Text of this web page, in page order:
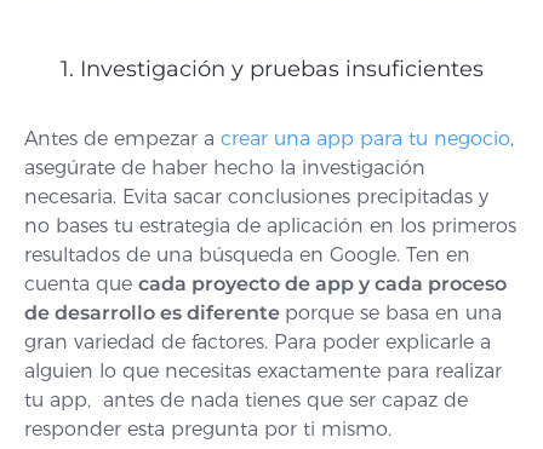
1. Investigación y pruebas insuficientes
Antes de empezar a crear una app para tu negocio,
asegúrate de haber hecho la investigación
necesaria. Evita sacar conclusiones precipitadas y
no bases tu estrategia de aplicación en los primeros
resultados de una búsqueda en Google. Ten en
cuenta que cada proyecto de app y cada proceso
de desarrollo es diferente porque se basa en una
gran variedad de factores. Para poder explicarle a
alguien lo que necesitas exactamente para realizar
tu app, antes de nada tienes que ser capaz de
responder esta pregunta por ti mismo.